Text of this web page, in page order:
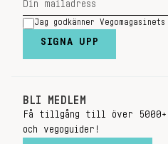
Jag godkänner Vegomagasinets
SIGNA UPP
BLI MEDLEM
Få tillgång till över
och vegoguider!